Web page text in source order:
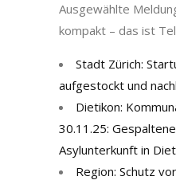
Ausgewählte
kompakt – das ist
Stadt Zürich:
aufgestockt und
Dietikon:
30.11.25:
Asylunterkunft in
Region: Schutz